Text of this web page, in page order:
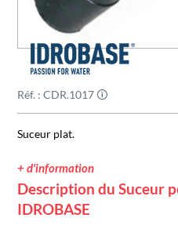
Réf. : CDR.1017 🛈
Suceur plat.
+ d'information
Description du Suceur
IDROBASE